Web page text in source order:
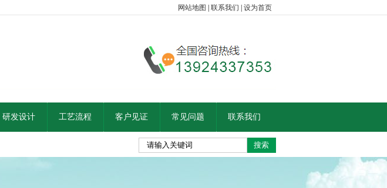
网站地图 联系我们 设为首页
研发设计 工艺流程 客户见证 常见问题 联系我们